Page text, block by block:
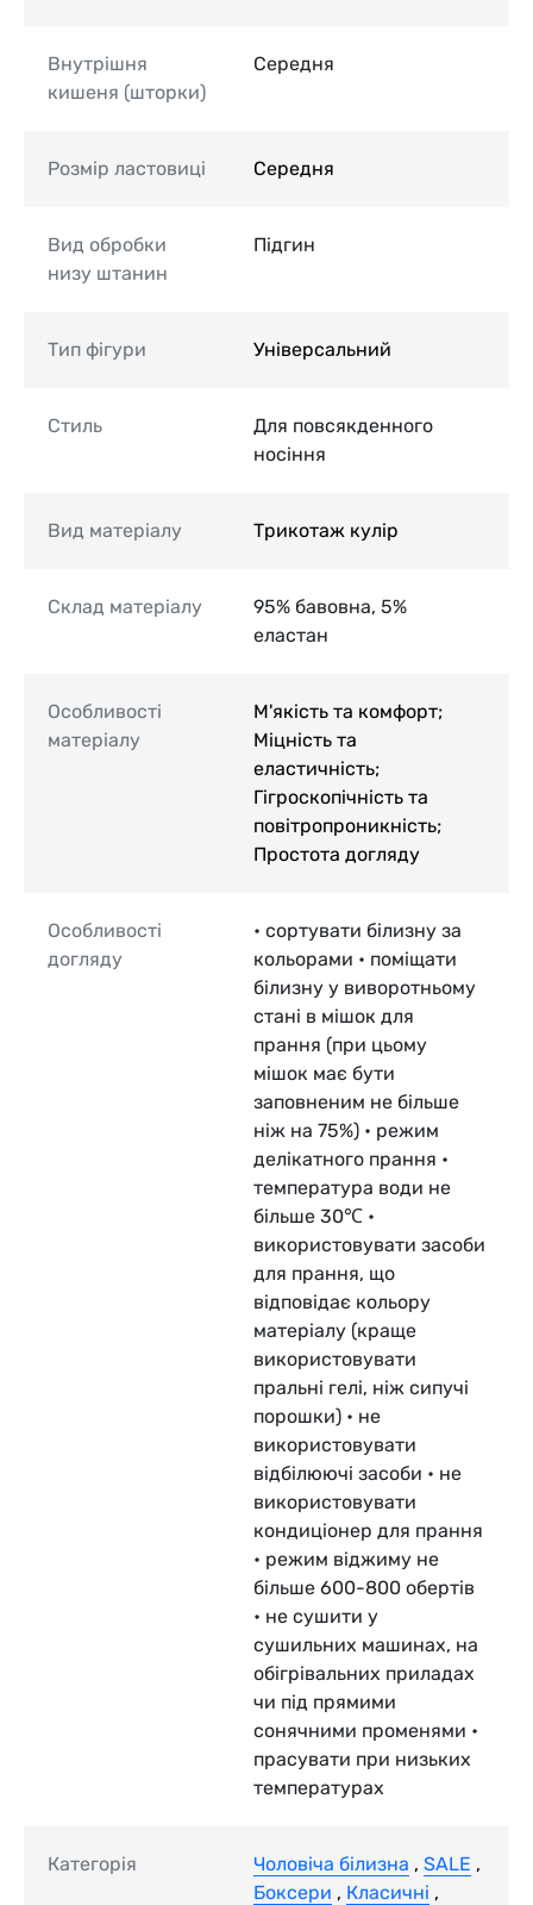
Внутрішня
кишеня (шторки)
Середня
Розмір ластовиці Середня
Вид обробки
низу штанин
Підгин
Тип фігури Універсальний
Стиль
Для повсякденного
носіння
Вид матеріалу Трикотаж кулір
Склад матеріалу
95% бавовна, 5%
еластан
Особливості
матеріалу
М'якість та комфорт;
Міцність та
еластичність;
Гігроскопічність та
повітропроникність;
Простота догляду
Особливості
догляду
• сортувати білизну за
кольорами • поміщати
білизну у виворотньому
стані в мішок для
прання (при цьому
мішок має бути
заповненим не більше
ніж на 75%) • режим
делікатного прання •
температура води не
більше 30℃ •
використовувати засоби
для прання, що
відповідає кольору
матеріалу (краще
використовувати
пральні гелі, ніж сипучі
порошки) • не
використовувати
відбілюючі засоби • не
використовувати
кондиціонер для прання
• режим віджиму не
більше 600-800 обертів
• не сушити у
сушильних машинах, на
обігрівальних приладах
чи під прямими
сонячними променями •
прасувати при низьких
температурах
Категорія Чоловіча білизна , SALE ,
Боксери , Класичні ,